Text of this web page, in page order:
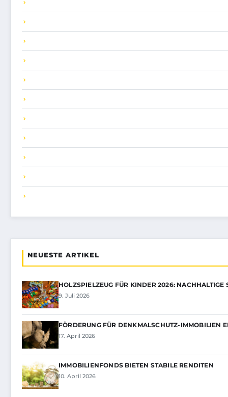
NEUESTE ARTIKEL
HOLZSPIELZEUG FÜR KINDER 2026: NACHHALTIGE
9. Juli 2026
FÖRDERUNG FÜR DENKMALSCHUTZ-IMMOBILIEN
17. April 2026
IMMOBILIENFONDS BIETEN STABILE RENDITEN
10. April 2026